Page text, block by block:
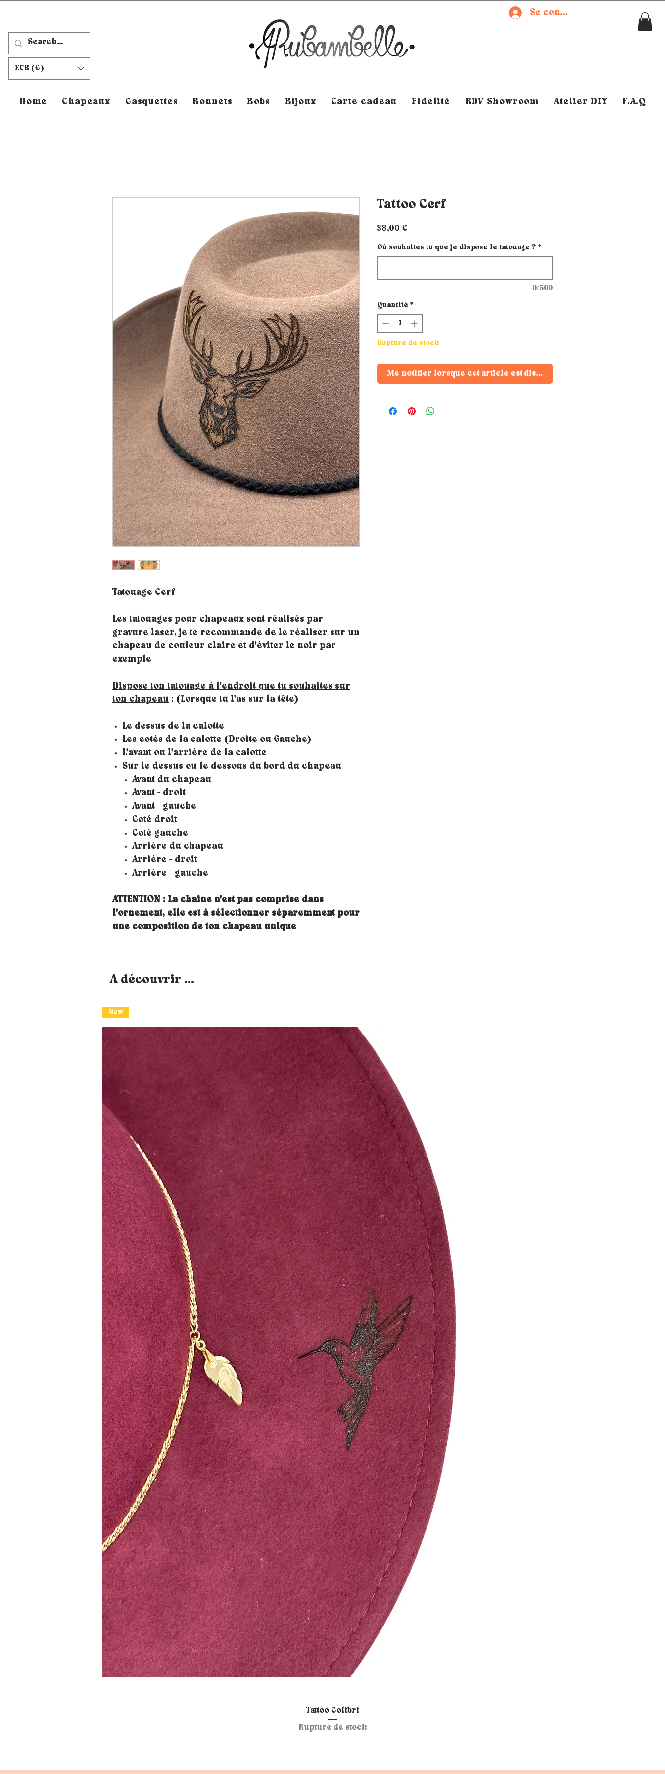
EUR (€)
Se connecter
Home Chapeaux Casquettes Bonnets Bobs Bijoux Carte cadeau Fidelité RDV Showroom Atelier DIY F.A.Q
Tatouage Cerf
Les tatouages pour chapeaux sont réalisés par
gravure laser, je te recommande de le réaliser sur un
chapeau de couleur claire et d'éviter le noir par
exemple
Dispose ton tatouage à l'endroit que tu souhaites sur
ton chapeau : (Lorsque tu l'as sur la tête)
Le dessus de la calotte
Les cotés de la calotte (Droite ou Gauche)
L'avant ou l'arrière de la calotte
Sur le dessus ou le dessous du bord du chapeau
Avant du chapeau
Avant - droit
Avant - gauche
Coté droit
Coté gauche
Arrière du chapeau
Arrière - droit
Arrière - gauche
ATTENTION : La chaine n'est pas comprise dans
l'ornement, elle est à sélectionner séparemment pour
une composition de ton chapeau unique
Tattoo Cerf
38,00 €
Où souhaites tu que je dispose le tatouage ? *
0/500
Quantité *
Rupture de stock
Me notifier lorsque cet article est disponible
A découvrir ...
Aperçu rapide
New
Tattoo Colibri
Rupture de stock